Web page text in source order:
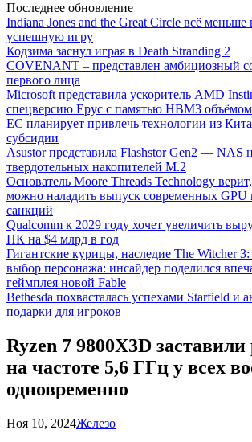
Последнее обновление
Indiana Jones and the Great Circle всё меньше
успешную игру
Кодзима заснул играя в Death Stranding 2
COVENANT – представлен амбициозный
первого лица
Microsoft представила ускоритель AMD
спецверсию Epyc с памятью HBM3
ЕС планирует привлечь технологии из
субсидии
Asustor представила Flashstor Gen2 — NAS
твердотельных накопителей M.2
Основатель Moore Threads Technology
можно наладить выпуск современных GPU
санкций
Qualcomm к 2029 году хочет увеличить
ПК на $4 млрд в год
Гигантские курицы, наследие The Witcher
выбор персонажа: инсайдер поделился
геймплея новой Fable
Bethesda похвасталась успехами Starfield и
подарки для игроков
Ryzen 7 9800X3D заставили
на частоте 5,6 ГГц у всех
одновременно
Ноя 10, 2024Железо